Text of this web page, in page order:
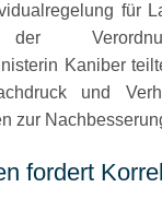
für
der
Kaniber
und
zur
fordert